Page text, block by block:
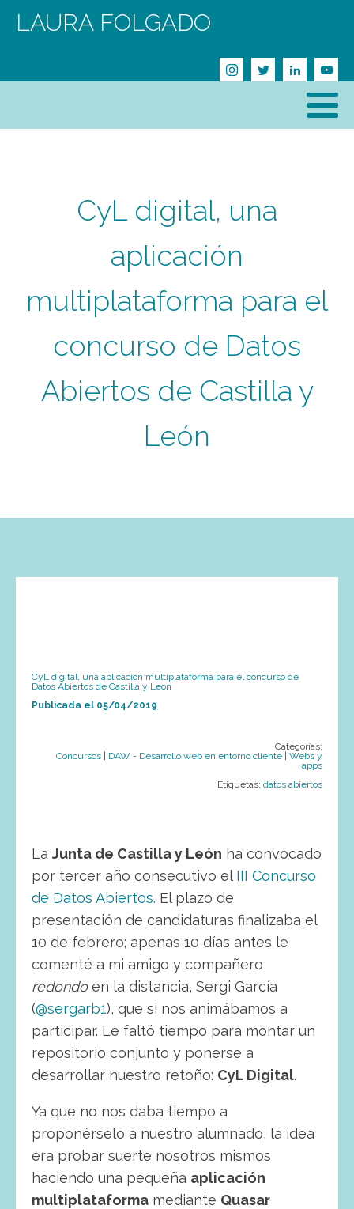
LAURA FOLGADO
CyL digital, una
aplicación
multiplataforma para el
concurso de Datos
Abiertos de Castilla y
León
CyL digital, una aplicación multiplataforma para el concurso de
Datos Abiertos de Castilla y León
Publicada el 05/04/2019
Categorías:
Concursos
DAW - Desarrollo web en entorno cliente
Webs y
apps
Etiquetas: datos abiertos
La Junta de Castilla y León ha convocado
por tercer año consecutivo el III Concurso
de Datos Abiertos. El plazo de
presentación de candidaturas finalizaba el
10 de febrero; apenas 10 días antes le
comenté a mi amigo y compañero
redondoen la distancia, Sergi García
(@sergarb1), que si nos animábamos a
participar. Le faltó tiempo para montar un
repositorio conjunto y ponerse a
desarrollar nuestro retoño: CyL Digital.
Ya que no nos daba tiempo a
proponérselo a nuestro alumnado, la idea
era probar suerte nosotros mismos
haciendo una pequeña aplicación
multiplataforma mediante Quasar